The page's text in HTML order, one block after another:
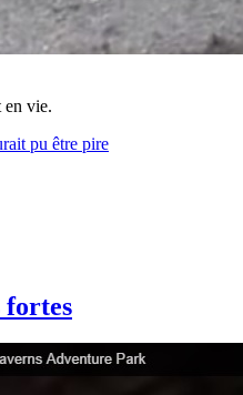
en vie.
pu être pire
fortes